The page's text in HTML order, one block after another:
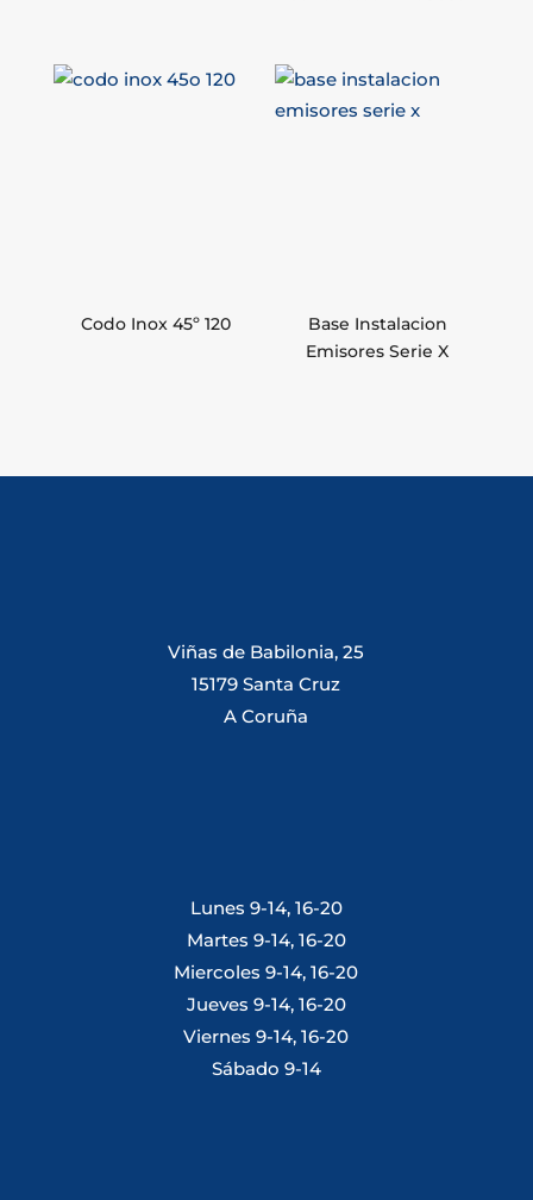
Codo Inox 45º 120
Base Instalacion
Emisores Serie X
Viñas de Babilonia, 25
15179 Santa Cruz
A Coruña
Lunes 9-14, 16-20
Martes 9-14, 16-20
Miercoles 9-14, 16-20
Jueves 9-14, 16-20
Viernes 9-14, 16-20
Sábado 9-14